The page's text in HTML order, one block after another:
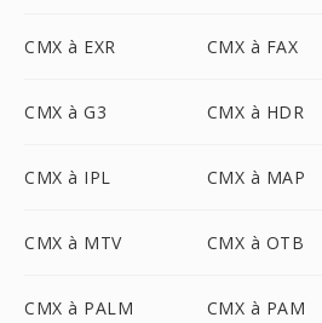
CMX à EXR CMX à FAX
CMX à G3 CMX à HDR
CMX à IPL CMX à MAP
CMX à MTV CMX à OTB
CMX à PALM CMX à PAM